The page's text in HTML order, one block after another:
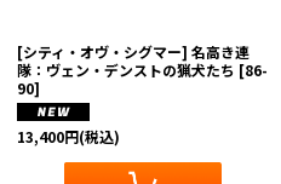
[シティ・オヴ・シグマー] 名高き連
隊：ヴェン・デンストの猟犬たち [86-
90]
13,400円(税込)